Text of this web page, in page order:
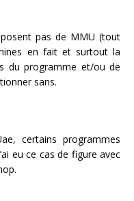
pas de MMU (tout
en fait et surtout la
du programme et/ou de
sans.
certains programmes
eu ce cas de figure avec